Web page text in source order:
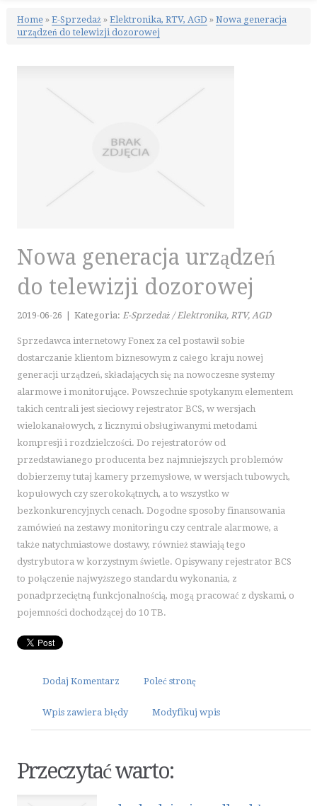
REMONTY, ELEKTRYK, HYDRAULIK
MATERIAŁY BUDOWLANE
KLIMATYZACJA I WENTYLACJA
DOMY, MIESZKANIA
PLACÓWKI EDUKACYJNE
KURSY I SZKOLENIA
TŁUMACZENIA
E-SPRZEDAŻ
BIŻUTERIA
WYPOSAŻENIE WNĘTRZ
WYPOSAŻENIE ŁAZIENKI
ODZIEŻ
SPORT
ELEKTRONIKA, RTV, AGD
ART. DLA ZWIERZĄT
OGRÓD, ROŚLINY
CHEMIA
ART. SPOŻYWCZE
INNE SKLEPY
ELEKTRONARZĘDZIA
MASZYNY
NARZĘDZIA
TRANSPORT
SALONY, KOMISY
Home» E-Sprzedaż» Elektronika, RTV, AGD » Nowa generacja
urządzeń do telewizji dozorowej
Nowa generacja urządzeń
do telewizji dozorowej
2019-06-26 Kategoria: E-Sprzedaż / Elektronika, RTV, AGD
Sprzedawca internetowy Fonex za cel postawił sobie
dostarczanie klientom biznesowym z całego kraju nowej
generacji urządzeń, składających się na nowoczesne systemy
alarmowe i monitorujące. Powszechnie spotykanym elementem
takich centrali jest sieciowy rejestrator BCS, w wersjach
wielokanałowych, z licznymi obsługiwanymi metodami
kompresji i rozdzielczości. Do rejestratorów od
przedstawianego producenta bez najmniejszych problemów
dobierzemy tutaj kamery przemysłowe, w wersjach tubowych,
kopułowych czy szerokokątnych, a to wszystko w
bezkonkurencyjnych cenach. Dogodne sposoby finansowania
zamówień na zestawy monitoringu czy centrale alarmowe, a
także natychmiastowe dostawy, również stawiają tego
dystrybutora w korzystnym świetle. Opisywany rejestrator BCS
to połączenie najwyższego standardu wykonania, z
ponadprzeciętną funkcjonalnością, mogą pracować z dyskami, o
pojemności dochodzącej do 10 TB.
Dodaj Komentarz Poleć stronę
Wpis zawiera błędy Modyfikuj wpis
Przeczytać warto: